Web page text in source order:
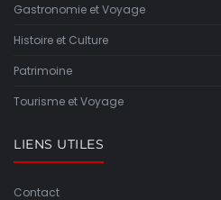
Gastronomie et Voyage
Histoire et Culture
Patrimoine
Tourisme et Voyage
LIENS UTILES
Contact